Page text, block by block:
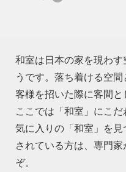
和室は日本の家を現わ
うです。落ち着ける空
客様を招いた際に客間
ここでは「和室」にこ
気に入りの「和室」を
されている方は、専門
ぞ。